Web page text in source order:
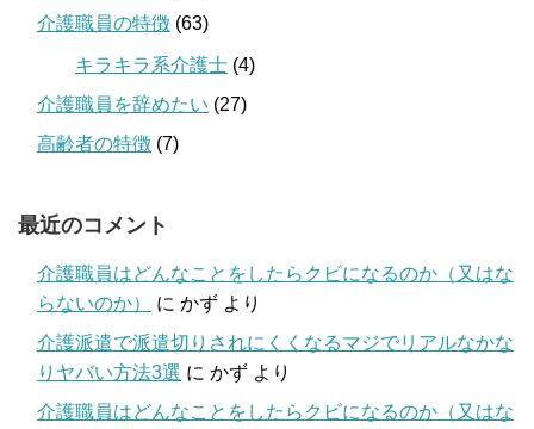
介護職員の特徴 (63)
キラキラ系介護士 (4)
介護職員を辞めたい (27)
高齢者の特徴 (7)
最近のコメント
介護職員はどんなことをしたらクビになるのか（又はな
らないのか）
に かず より
介護派遣で派遣切りされにくくなるマジでリアルなかな
りヤバい方法3選 に かず より
介護職員はどんなことをしたらクビになるのか（又はな